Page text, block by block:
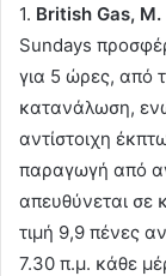
1. British Gas, Μ.
Sundays
για 5 ώρες, από
κατανάλωση,
αντίστοιχη
παραγωγή από
απευθύνεται σε
τιμή 9,9 πένες
7.30 π.μ. κάθε